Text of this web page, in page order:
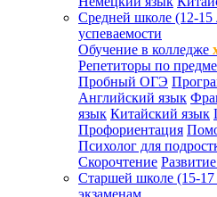
Средней школе (12-
успеваемости
Обучение в колледже
Репетиторы по
Пробный ОГЭ
Английский язык
язык Китайский язык
Профориентация
Психолог для
Скорочтение
Старшей школе (15-17
экзаменам